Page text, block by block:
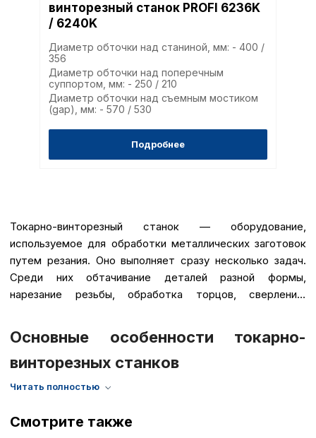
винторезный станок PROFI 6236K
/ 6240K
Диаметр обточки над станиной, мм: - 400 /
356
Диаметр обточки над поперечным
суппортом, мм: - 250 / 210
Диаметр обточки над съемным мостиком
(gap), мм: - 570 / 530
Подробнее
Токарно-винторезный станок — оборудование,
используемое для обработки металлических заготовок
путем резания. Оно выполняет сразу несколько задач.
Среди них обтачивание деталей разной формы,
нарезание резьбы, обработка торцов, сверление,
устанавливали на небольших предприятиях. Сейчас,
благодаря возможности автоматизировать процесс, они
нашли применение на крупных производствах, где
Основные особенности токарно-
винторезных станков
Смотрите также